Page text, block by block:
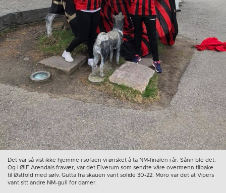
Det var så vist ikke hjemme i sofaen vi ønsket å ta NM-finalen i år. Sånn ble det.
Og i ØIF Arendals fravær, var det Elverum som sendte våre overmenn tilbake
til Østfold med sølv. Gutta fra skauen vant solide 30-22. Moro var det at Vipers
vant sitt andre NM-gull for damer.